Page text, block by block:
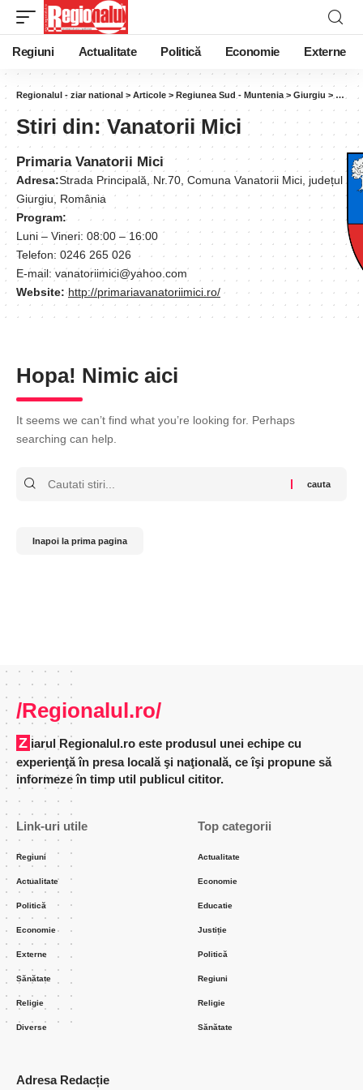
Regiuni Actualitate Politică Economie Externe
Regionalul - ziar national > Articole > Regiunea Sud - Muntenia > Giurgiu >
Stiri din:Vanatorii Mici
Primaria Vanatorii Mici
Adresa:Strada Principală, Nr.70, Comuna Vanatorii Mici, județul
Giurgiu, România
Program:
Luni – Vineri: 08:00 – 16:00
Telefon: 0246 265 026
E-mail: vanatoriimici@yahoo.com
Website: http://primariavanatoriimici.ro/
Hopa! Nimic aici
It seems we can’t find what you’re looking for. Perhaps
searching can help.
Inapoi la prima pagina
/Regionalul.ro/
Ziarul Regionalul.ro este produsul unei echipe cu
experienţă în presa locală şi naţională, ce îşi propune să
informeze în timp util publicul cititor.
Link-uri utile
Regiuni
Actualitate
Politică
Economie
Externe
Sănătate
Religie
Diverse
Top categorii
Actualitate
Economie
Educatie
Justiție
Politică
Regiuni
Religie
Sănătate
Adresa Redacție